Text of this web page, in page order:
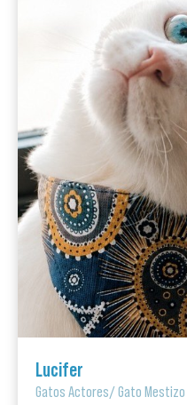
Lucifer
Gatos Actores/Gato Mestizo